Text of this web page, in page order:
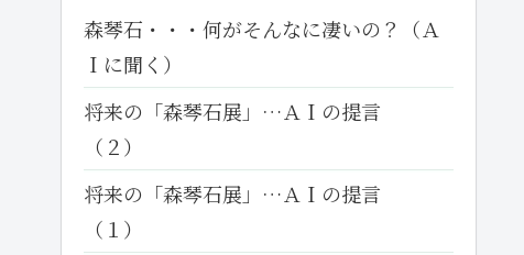
森琴石・・・何がそんなに凄いの？（Ａ
Ｉに聞く）
将来の「森琴石展」…ＡＩの提言
（２）
将来の「森琴石展」…ＡＩの提言
（１）